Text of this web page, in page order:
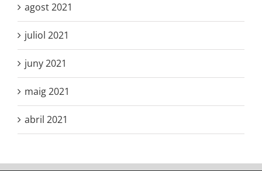
agost 2021
juliol 2021
juny 2021
maig 2021
abril 2021